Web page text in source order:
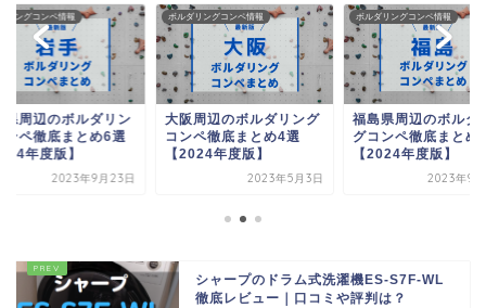
リングコンペ情報
県周辺のボルダリン
ンペ徹底まとめ6選
年度版】
2023年9月23日
ボルダリングコンペ情報
大阪周辺のボルダリング
コンペ徹底まとめ4選
【2024年度版】
2023年5月3日
ボルダリングコンペ情報
福島県周辺のボルダ
グコンペ徹底まとめ
【2024年度版】
2023年9
シャープのドラム式洗濯機ES-S7F-WL
徹底レビュー｜口コミや評判は？